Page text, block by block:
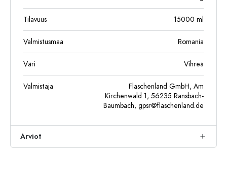
Tilavuus 15000 ml
Valmistusmaa Romania
Väri Vihreä
Valmistaja
Flaschenland GmbH, Am
Kirchenwald 1, 56235 Ransbach-
Baumbach, gpsr@flaschenland.de
Arviot